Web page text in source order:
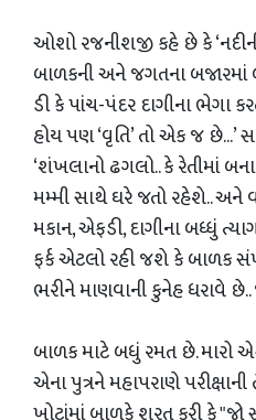
ઓશો રજનીશજી કહે છે કે
બાળકની અને જગતના
ડી કે પાંચ-પંદર દાગીના ભેગા
હોય પણ ‘વૃતિ’ તો એક જ
‘શંખલાનો ઢગલો.. કે રેતીમાં
મમ્મી સાથે ઘરે જતો રહેશે..
મકાન, એફડી, દાગીના બધ્ધું
ફર્ક એટલો રહી જશે કે બાળક
ભરીને માણવાની કુનેહ ધરાવે
બાળક માટે બધું રમત છે. મારો
એના પુત્રને મહાપરાણે પરીક્ષાની